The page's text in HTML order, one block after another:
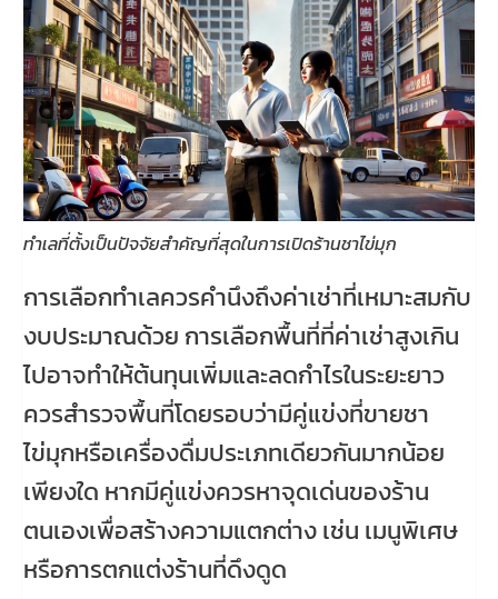
ทำเลที่ตั้งเป็นปัจจัยสำคัญที่สุดในการเปิดร้านชาไข่มุก
การเลือกทำเลควรคำนึงถึงค่าเช่าที่เหมาะสมกับ
งบประมาณด้วย การเลือกพื้นที่ที่ค่าเช่าสูงเกิน
ไปอาจทำให้ต้นทุนเพิ่มและลดกำไรในระยะยาว
ควรสำรวจพื้นที่โดยรอบว่ามีคู่แข่งที่ขายชา
ไข่มุกหรือเครื่องดื่มประเภทเดียวกันมากน้อย
เพียงใด หากมีคู่แข่งควรหาจุดเด่นของร้าน
ตนเองเพื่อสร้างความแตกต่าง เช่น เมนูพิเศษ
หรือการตกแต่งร้านที่ดึงดูด